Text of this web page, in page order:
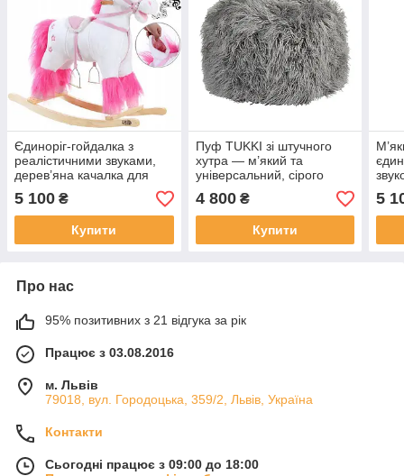
Єдиноріг-гойдалка з
реалістичними звуками,
дерев’яна качалка для
рожева, до 30 кг
5 100 ₴
Купити
Пуф TUKKI зі штучного
хутра — м’який та
універсальний, сірого
кольору із знімним чохлом
!4 800₴
Купити
5
Про нас
95% позитивних з 21 відгука за рік
Працює з 03.08.2016
м. Львів
79018, вул. Городоцька, 359/2, Львів, Україна
Контакти
Сьогодні працює з 09:00 до 18:00